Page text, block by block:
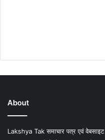
About
Lakshya Tak समाचार पत्र एवं